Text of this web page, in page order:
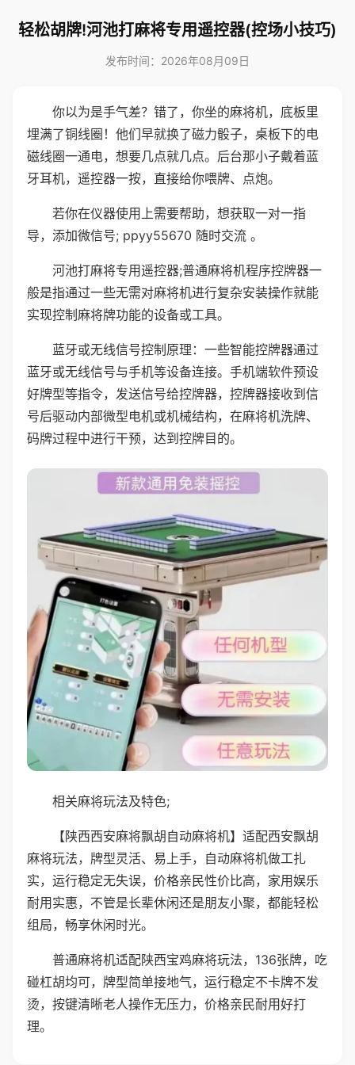
轻松胡牌!河池打麻将专用遥控器(控场小技巧)
发布时间：2026年08月09日
你以为是手气差？错了，你坐的麻将机，底板里
埋满了铜线圈！他们早就换了磁力骰子，桌板下的电
磁线圈一通电，想要几点就几点。后台那小子戴着蓝
牙耳机，遥控器一按，直接给你喂牌、点炮。
若你在仪器使用上需要帮助，想获取一对一指
导，添加微信号; ppyy55670 随时交流 。
河池打麻将专用遥控器;普通麻将机程序控牌器一
般是指通过一些无需对麻将机进行复杂安装操作就能
实现控制麻将牌功能的设备或工具。
蓝牙或无线信号控制原理：一些智能控牌器通过
蓝牙或无线信号与手机等设备连接。手机端软件预设
好牌型等指令，发送信号给控牌器，控牌器接收到信
号后驱动内部微型电机或机械结构，在麻将机洗牌、
码牌过程中进行干预，达到控牌目的。
相关麻将玩法及特色;
【陕西西安麻将飘胡自动麻将机】适配西安飘胡
麻将玩法，牌型灵活、易上手，自动麻将机做工扎
实，运行稳定无失误，价格亲民性价比高，家用娱乐
耐用实惠，不管是长辈休闲还是朋友小聚，都能轻松
组局，畅享休闲时光。
普通麻将机适配陕西宝鸡麻将玩法，136张牌，吃
碰杠胡均可，牌型简单接地气，运行稳定不卡牌不发
烫，按键清晰老人操作无压力，价格亲民耐用好打
理。